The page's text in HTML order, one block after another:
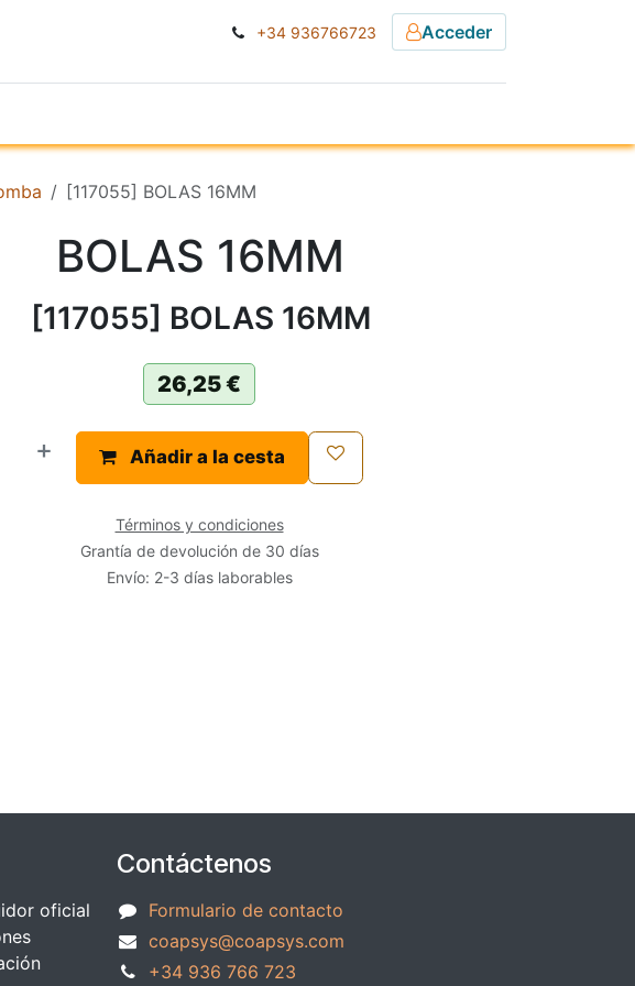
+34 936766723 Acceder
[117055] BOLAS 16MM
BOLAS 16MM
[117055] BOLAS 16MM
26,25€
Añadir a la cesta
Términos y condiciones
Grantía de devolución de 30 días
Envío: 2-3 días laborables
oficial
Contáctenos
Formulario de contacto
coapsys@coapsys.com
+34 936 766 723